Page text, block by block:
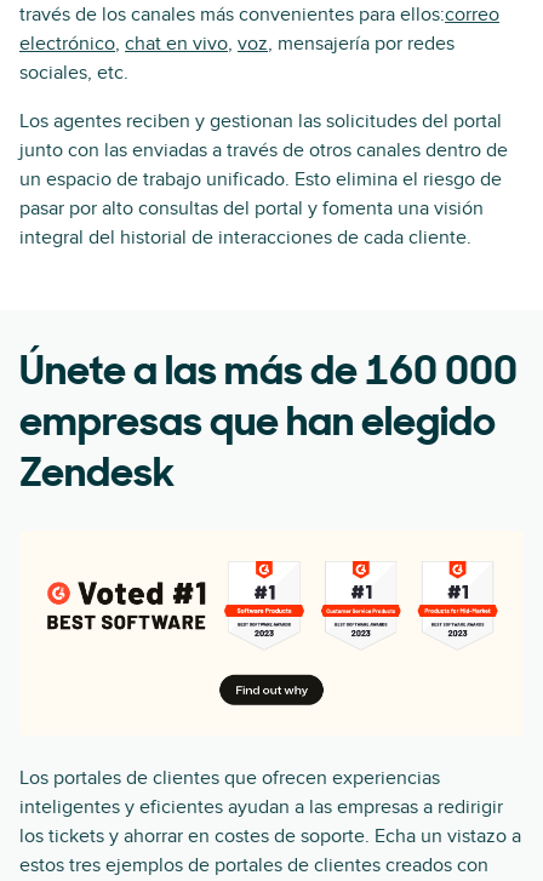
través de los canales más convenientes para ellos:correo
electrónico, chat en vivo, voz, mensajería por redes
sociales, etc.
Los agentes reciben y gestionan las solicitudes del portal
junto con las enviadas a través de otros canales dentro de
un espacio de trabajo unificado. Esto elimina el riesgo de
pasar por alto consultas del portal y fomenta una visión
integral del historial de interacciones de cada cliente.
Únete a las más de 160 000
empresas que han elegido
Zendesk
Los portales de clientes que ofrecen experiencias
inteligentes y eficientes ayudan a las empresas a redirigir
los tickets y ahorrar en costes de soporte. Echa un vistazo a
estos tres ejemplos de portales de clientes creados con